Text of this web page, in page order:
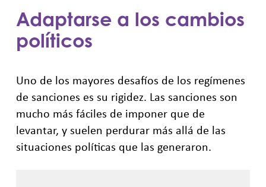
Adaptarse a los cambios
políticos
Uno de los mayores desafíos de los regímenes
de sanciones es su rigidez. Las sanciones son
mucho más fáciles de imponer que de
levantar, y suelen perdurar más allá de las
situaciones políticas que las generaron.